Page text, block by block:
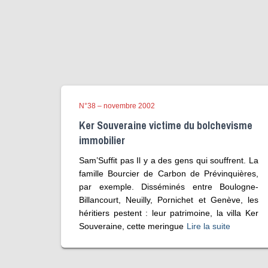
N°38 – novembre 2002
Ker Souveraine victime du bolchevisme
immobilier
Sam’Suffit pas Il y a des gens qui souffrent. La
famille Bourcier de Carbon de Prévinquières,
par exemple. Disséminés entre Boulogne-
Billancourt, Neuilly, Pornichet et Genève, les
héritiers pestent : leur patrimoine, la villa Ker
Souveraine, cette meringue Lire la suite